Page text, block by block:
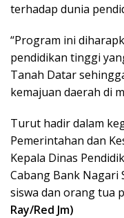
terhadap dunia
“Program ini
pendidikan tinggi
Tanah Datar
kemajuan daerah di
Turut hadir dalam
Pemerintahan dan
Kepala Dinas
Cabang Bank Nagari
siswa dan orang tua
Ray/Red Jm)